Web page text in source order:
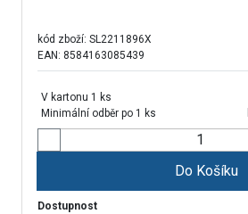
kód zboží: SL2211896X
EAN: 8584163085439
V kartonu 1 ks
Minimální odběr po 1 ks
Do Košíku
Dostupnost